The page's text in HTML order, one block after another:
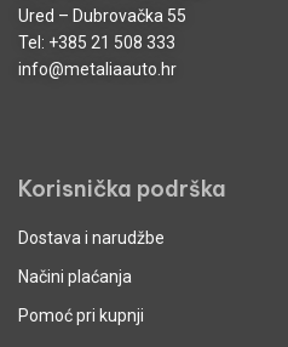
Ured – Dubrovačka 55
Tel: +385 21 508 333
info@metaliaauto.hr
Korisnička podrška
Dostava i narudžbe
Načini plaćanja
Pomoć pri kupnji